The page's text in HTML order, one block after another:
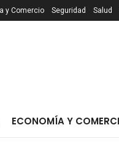
y Comercio Seguridad Salud
ECONOMÍA Y